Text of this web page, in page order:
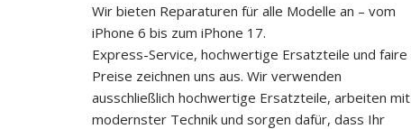
Wir bieten Reparaturen für alle Modelle an – vom
iPhone 6 bis zum iPhone 17.
Express-Service, hochwertige Ersatzteile und faire
Preise zeichnen uns aus. Wir verwenden
ausschließlich hochwertige Ersatzteile, arbeiten mit
modernster Technik und sorgen dafür, dass Ihr